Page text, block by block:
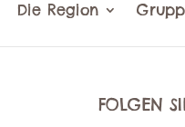
Die Region
FOLGEN